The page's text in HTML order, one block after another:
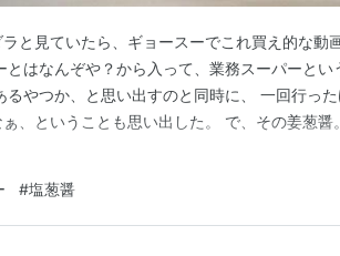
と見ていたら、ギョースーでこれ買え的な動
とはなんぞや？から入って、業務スーパーとい
やつか、と思い出すのと同時に、 一回行っ
、ということも思い出した。 で、その姜葱醤
#塩葱醤